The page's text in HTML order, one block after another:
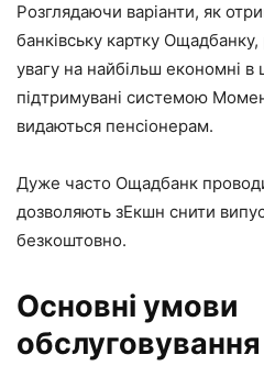
Розглядаючи варіанти, як
банківську картку
увагу на найбільш економні в
підтримувані системою
видаються пенсіонерам.
Дуже часто Ощадбанк
дозволяють зЕкшн снити
безкоштовно.
Основні умови
обслуговування